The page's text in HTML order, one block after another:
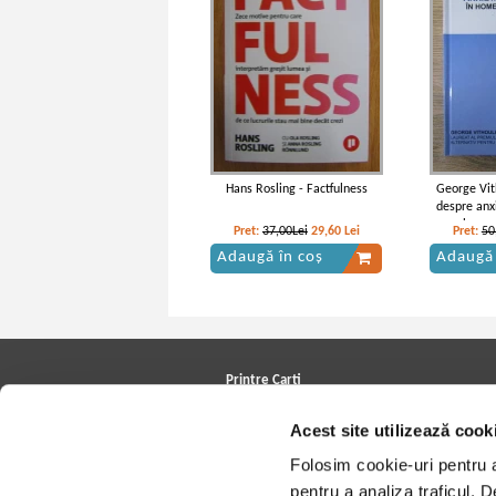
Acest site utilizează
Folosim cookie-uri pentru
pentru a analiza traficul.
Hans Rosling - Factfulness
Pret: 37,00Lei 29,60 Lei
Adaugă în coș
George
despre
Pret:
Printre Carti